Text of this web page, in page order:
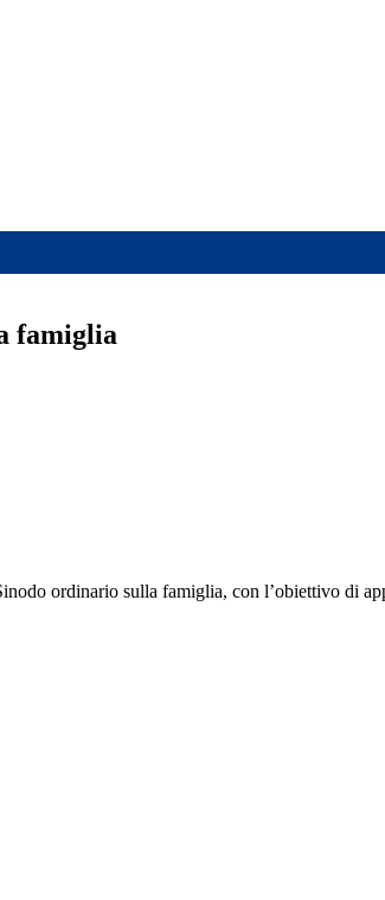
famiglia
ordinario sulla famiglia, con l’obiettivo di